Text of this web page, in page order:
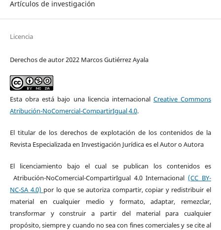
Artículos de investigación
Licencia
Derechos de autor 2022 Marcos Gutiérrez Ayala
Esta obra está bajo una licencia internacional Creative Commons
Atribución-NoComercial-CompartirIgual 4.0.
El titular de los derechos de explotación de los contenidos de la
Revista Especializada en Investigación Jurídica es el Autor o Autora
El licenciamiento bajo el cual se publican los contenidos es
Atribución-NoComercial-CompartirIgual 4.0 Internacional(CC BY-
NC-SA 4.0) por lo que se autoriza compartir, copiar y redistribuir el
material en cualquier medio y formato, adaptar, remezclar,
transformar y construir a partir del material para cualquier
propósito, siempre y cuando no sea con fines comerciales y se cite al